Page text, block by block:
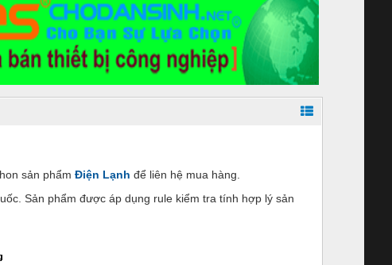
sản phẩm Điện Lạnh để liên hệ mua hàng.
Sản phẩm được áp dụng rule kiểm tra tính hợp lý sản